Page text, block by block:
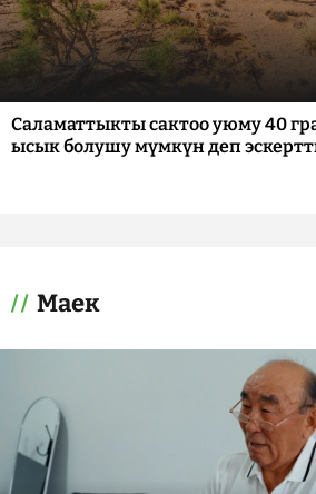
Саламаттыкты сактоо уюму 40
ысык болушу мүмкүн деп
Маек